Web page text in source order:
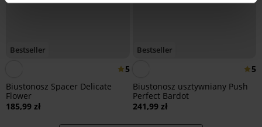
Bestseller
5
Biustonosz Spacer Delicate
Flower
185,99 zł
Bestseller
5
Biustonosz usztywniany Push
Perfect Bardot
241,99 zł